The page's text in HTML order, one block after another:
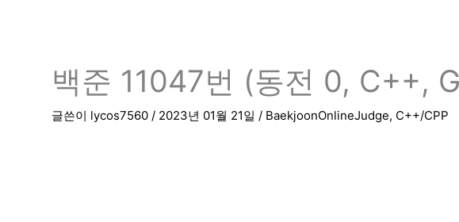
백준 11047번 (동전 0, C++,
글쓴이 lycos7560 / 2023년 01월 21일 / BaekjoonOnlineJudge, C++/CPP